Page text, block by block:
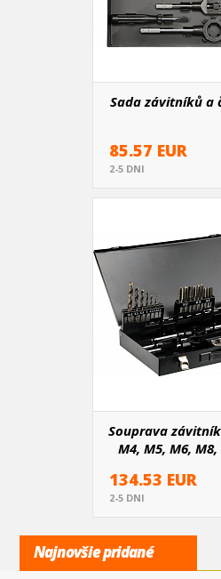
Sada závitníků a
85.57 EUR
2-5 DNI
Souprava
M4, M5, M6,
134.53 EUR
2-5 DNI
Najnovšie pridané